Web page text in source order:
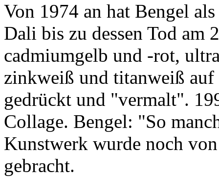
Von 1974 an hat Bengel
Dali bis zu dessen Tod am
cadmiumgelb und -rot,
zinkweiß und titanweiß
gedrückt und "vermalt".
Collage. Bengel: "So
Kunstwerk wurde noch
gebracht.